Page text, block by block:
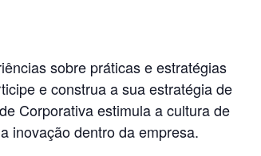
sobre práticas e estratégias
e construa a sua estratégia de
Corporativa estimula a cultura de
inovação dentro da empresa.